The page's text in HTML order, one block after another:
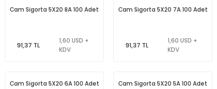
Cam Sigorta 5X20 8A 100 Adet
91,37 TL
1,60 USD +
KDV
Cam Sigorta 5X20 7A 100 Adet
91,37 TL
1,60 USD +
KDV
Cam Sigorta 5X20 6A 100 Adet Cam Sigorta 5X20 5A 100 Adet